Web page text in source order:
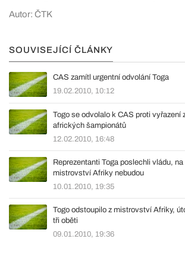
Autor: ČTK
SOUVISEJÍCÍ ČLÁNKY
CAS zamítl urgentní odvolání Toga
19.02.2010, 10:12
Togo se odvolalo k CAS proti vyřazení
afrických šampionátů
12.02.2010, 16:48
Reprezentanti Toga poslechli vládu, na
mistrovství Afriky nebudou
10.01.2010, 19:35
Togo odstoupilo z mistrovství Afriky,
tři oběti
09.01.2010, 19:36